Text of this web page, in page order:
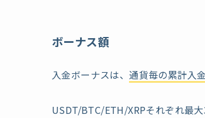
ボーナス額
入金ボーナスは、通貨毎の累計入
USDT/BTC/ETH/XRPそれぞれ最